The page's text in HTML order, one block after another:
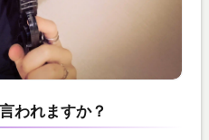
われますか？